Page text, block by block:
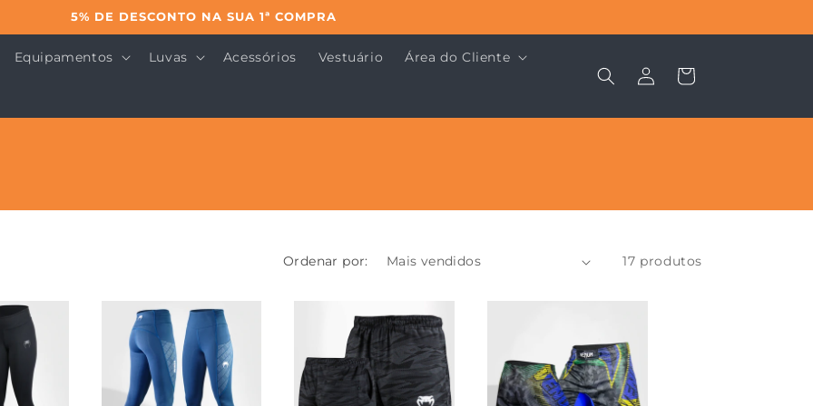
5% DE DESCONTO NA SUA 1ª COMPRA
Equipamentos Luvas Acessórios Vestuário Área do Cliente
Fazer
login
Carrinho
Ordenar por: 17 produtos